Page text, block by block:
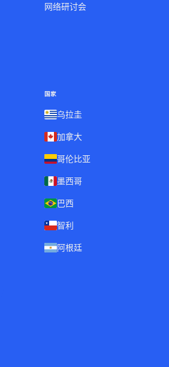
网络研讨会
国家
乌拉圭
加拿大
哥伦比亚
墨西哥
巴西
智利
阿根廷